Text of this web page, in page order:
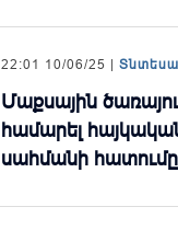
22:01 10/06/25 |
Մաքսային
համարել
սահմանի հատումը